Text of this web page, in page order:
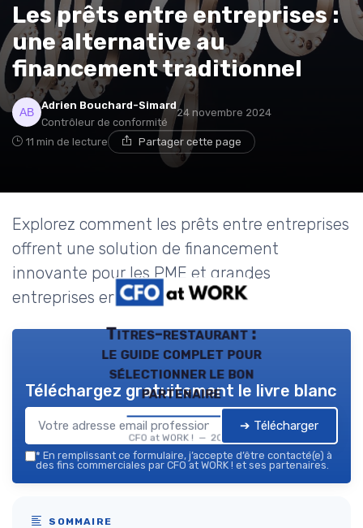
Les prêts entre entreprises :
une alternative au
financement traditionnel
Adrien Bouchard-Simard
Contrôleur de conformité
24 novembre 2024
11 min de lecture Partager cette page
Explorez comment les prêts entre entreprises
offrent une solution de financement
innovante pour les PME et grandes
entreprises en France.
Titres-restaurant :
le guide complet pour
sélectionner le bon
partenaire
CFO at WORK ! — 2026
Téléchargez gratuitement le livre blanc
➔ Télécharger
* En remplissant ce formulaire, j’accepte d’être contacté(e) à
des fins commerciales par CFO at WORK ! et ses partenaires.
SOMMAIRE